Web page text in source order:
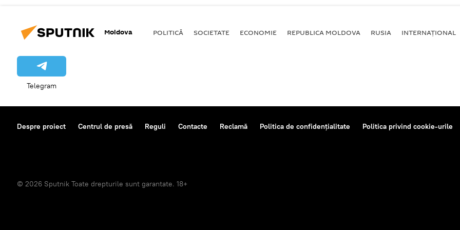
Moldova POLITICĂ SOCIETATE ECONOMIE REPUBLICA MOLDOVA RUSIA INTERNAȚIONAL
Telegram
Despre proiect Centrul de presă Reguli Contacte Reclamă Politica de confidențialitate Politica privind cookie-urile
© 2026 Sputnik Toate drepturile sunt garantate. 18+